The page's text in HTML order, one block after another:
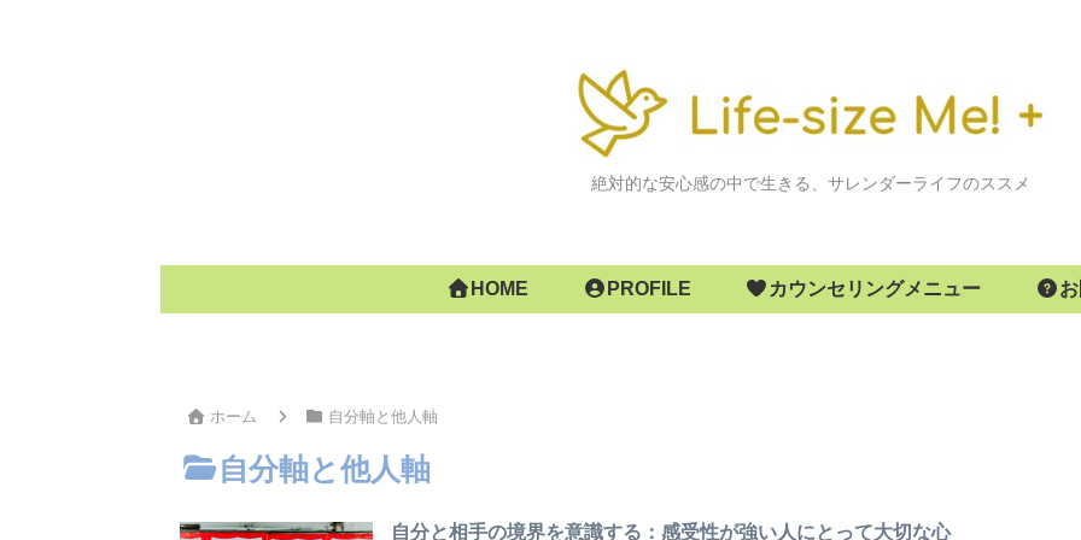
絶対的な安心感の中で生きる、サレンダーライフのススメ
HOME PROFILE カウンセリングメニュー
ホーム 自分軸と他人軸
自分軸と他人軸
自分と相手の境界を意識する：感受性が強い人にとって大切な心